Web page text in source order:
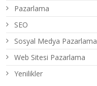
Pazarlama
SEO
Sosyal Medya Pazarlama
Web Sitesi Pazarlama
Yenilikler